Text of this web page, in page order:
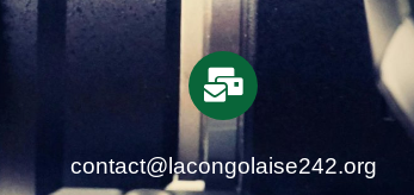
contact@lacongolaise242.org